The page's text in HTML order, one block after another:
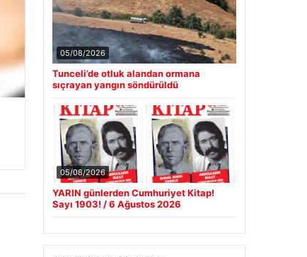
05/08/2026
Tunceli’de otluk alandan ormana
sıçrayan yangın söndürüldü
05/08/2026
YARIN günlerden Cumhuriyet Kitap!
Sayı 1903! / 6 Ağustos 2026